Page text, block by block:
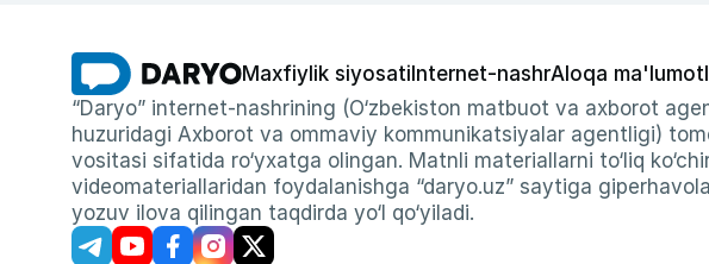
Maxfiylik siyosati Internet-nashrAloqa
“Daryo” internet-nashrining (O‘zbekiston matbuot va axborot
huzuridagi Axborot va ommaviy kommunikatsiyalar agentligi)
vositasi sifatida ro‘yxatga olingan. Matnli materiallarni to‘liq
videomateriallaridan foydalanishga “daryo.uz” saytiga
yozuv ilova qilingan taqdirda yo‘l qo‘yiladi.